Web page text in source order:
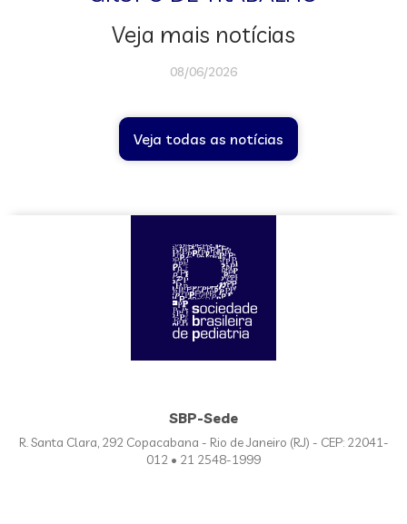
Veja mais notícias
08/06/2026
Veja todas as notícias
SBP-Sede
R. Santa Clara, 292 Copacabana - Rio de Janeiro (RJ) - CEP: 22041-
012 • 21 2548-1999